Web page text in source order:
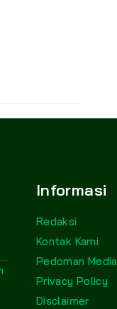
Informasi
Redaksi
Kontak Kami
Pedoman Media
Privacy Policy
Disclaimer